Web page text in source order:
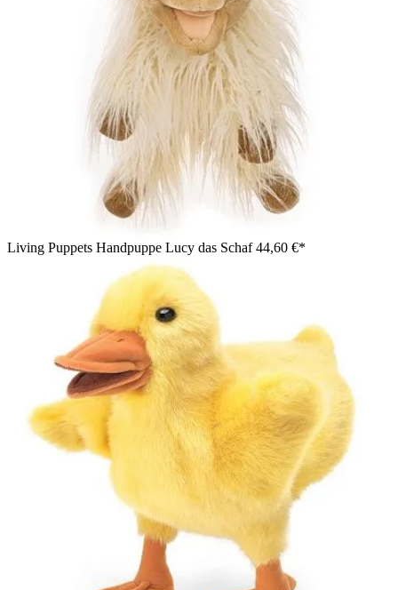
Living Puppets Handpuppe Lucy das Schaf44,60 €*